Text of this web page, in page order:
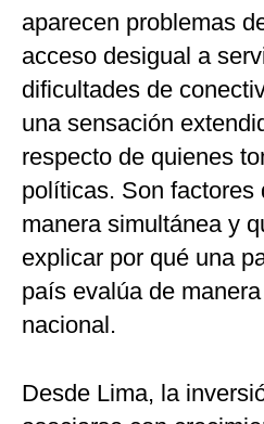
aparecen problemas
acceso desigual a
dificultades de
una sensación
respecto de quienes
políticas. Son factores
manera simultánea y
explicar por qué una
país evalúa de
nacional.
Desde Lima, la